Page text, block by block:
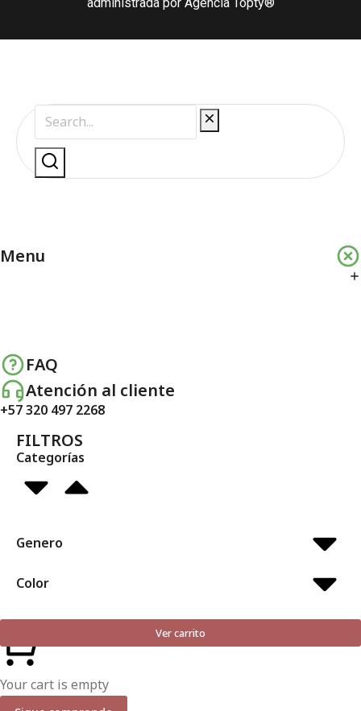
Menu
FAQ
Atención al cliente
+57 320 497 2268
FILTROS
Categorías
Genero
Color
Ver carrito
Your cart is empty